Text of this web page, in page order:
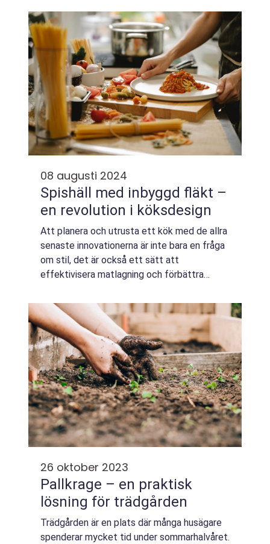
08 augusti 2024
Spishäll med inbyggd fläkt –
en revolution i köksdesign
Att planera och utrusta ett kök med de allra
senaste innovationerna är inte bara en fråga
om stil, det är också ett sätt att
effektivisera matlagning och förbättra
26 oktober 2023
Pallkrage – en praktisk
lösning för trädgården
Trädgården är en plats där många husägare
spenderar mycket tid under sommarhalvåret.